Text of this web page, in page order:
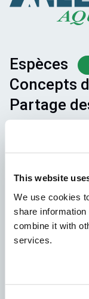
This website
We use cookies
share
combine it with
services.
Espèces
Concepts
Partage
Demandes
Pour que votre
Nous nous